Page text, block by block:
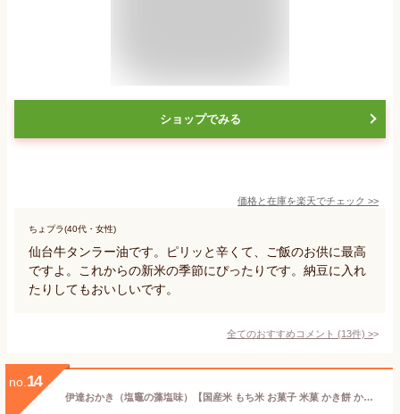
ショップでみる
価格と在庫を楽天でチェック >>
ちょプラ(40代・女性)
仙台牛タンラー油です。ピリッと辛くて、ご飯のお供に最高
ですよ。これからの新米の季節にぴったりです。納豆に入れ
たりしてもおいしいです。
全てのおすすめコメント (13件) >
no. 14
伊達おかき（塩竈の藻塩味）【国産米 もち米 お菓子 米菓 かき餅 かきもち お礼 お返し ご挨拶 詰め合わせ 詰合わせ プレゼント 贈答 贈り物 お土産 お取り寄せ 仙台 手土産 プチギフト 退職 新生活 ご挨拶 】